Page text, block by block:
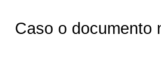
Caso o documento